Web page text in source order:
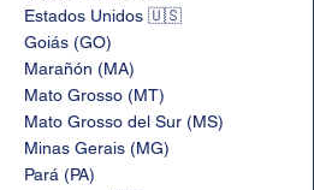
Estados Unidos 🇺🇸
Goiás (GO)
Marañón (MA)
Mato Grosso (MT)
Mato Grosso del Sur (MS)
Minas Gerais (MG)
Pará (PA)